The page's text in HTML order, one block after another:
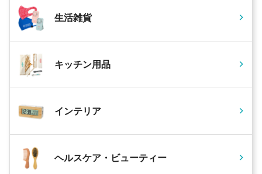
生活雑貨
キッチン用品
インテリア
ヘルスケア・ビューティー